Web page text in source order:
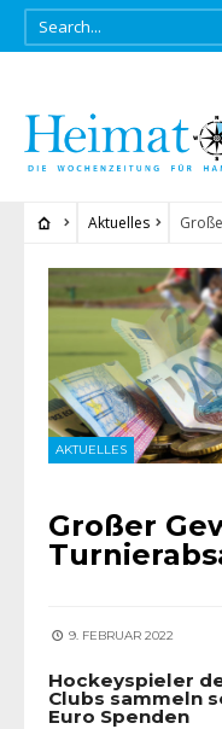
Aktuelles
AKTUELLES
Großer
9. FEBRUAR 2022
Hockeyspieler
Clubs sammeln
Euro Spenden